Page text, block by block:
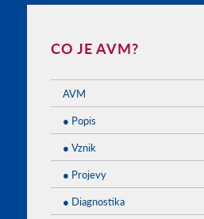
CO JE AVM?
AVM
● Popis
● Vznik
● Projevy
● Diagnostika